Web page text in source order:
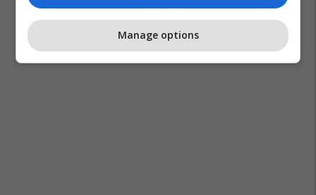
Manage options